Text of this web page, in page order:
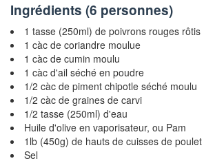
Ingrédients (6 personnes)
1 tasse (250ml) de poivrons rouges rôtis
1 càc de coriandre moulue
1 càc de cumin moulu
1 càc d'ail séché en poudre
1/2 càc de piment chipotle séché moulu
1/2 càc de graines de carvi
1/2 tasse (250ml) d'eau
Huile d'olive en vaporisateur, ou Pam
1lb (450g) de hauts de cuisses de
Sel